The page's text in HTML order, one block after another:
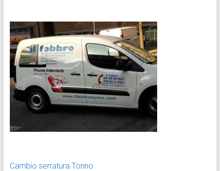
Cambio serratura Torino